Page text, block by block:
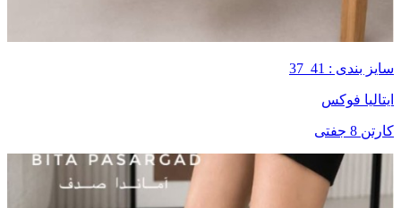
سایز بندی : 41_37
ایتالیا فوکس
کارتن 8 جفتی